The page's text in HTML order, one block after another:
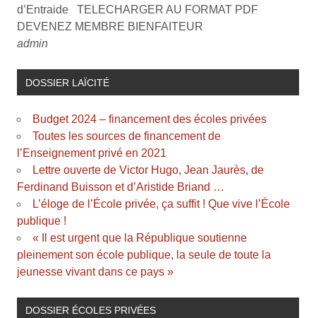
d’Entraide TELECHARGER AU FORMAT PDF
DEVENEZ MEMBRE BIENFAITEUR
admin
DOSSIER LAÏCITÉ
Budget 2024 – financement des écoles privées
Toutes les sources de financement de
l’Enseignement privé en 2021
Lettre ouverte de Victor Hugo, Jean Jaurès, de
Ferdinand Buisson et d’Aristide Briand …
L’éloge de l’École privée, ça suffit ! Que vive l’École
publique !
« Il est urgent que la République soutienne
pleinement son école publique, la seule de toute la
jeunesse vivant dans ce pays »
DOSSIER ÉCOLES PRIVÉES